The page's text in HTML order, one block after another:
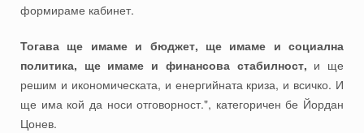
формираме кабинет.
Тогава ще имаме и бюджет, ще имаме и социална
политика, ще имаме и финансова стабилност, и ще
решим и икономическата, и енергийната криза, и всичко. И
ще има кой да носи отговорност.", категоричен бе Йордан
Цонев.